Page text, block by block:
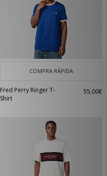
COMPRA RÁPIDA
Fred Perry Ringer T-
Shirt
55,00€